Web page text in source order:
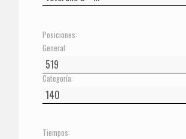
Posiciones:
General:
Categoría:
Tiempos: